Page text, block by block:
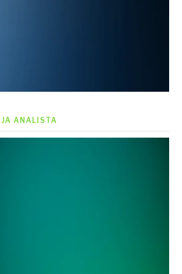
ANALISTA